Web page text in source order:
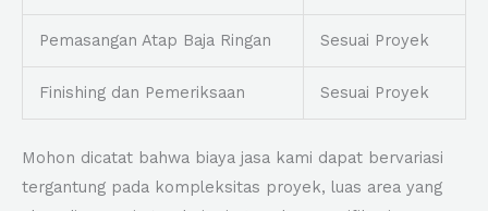
Pemasangan Atap Baja Ringan Sesuai Proyek
Finishing dan Pemeriksaan Sesuai Proyek
Mohon dicatat bahwa biaya jasa kami dapat bervariasi
tergantung pada kompleksitas proyek, luas area yang